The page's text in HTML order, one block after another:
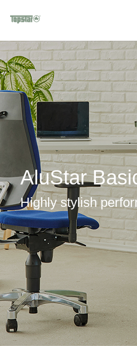
AluStar
Highly stylish